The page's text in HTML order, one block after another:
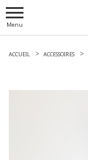
Menu
ACCUEIL ACCESSOIRES